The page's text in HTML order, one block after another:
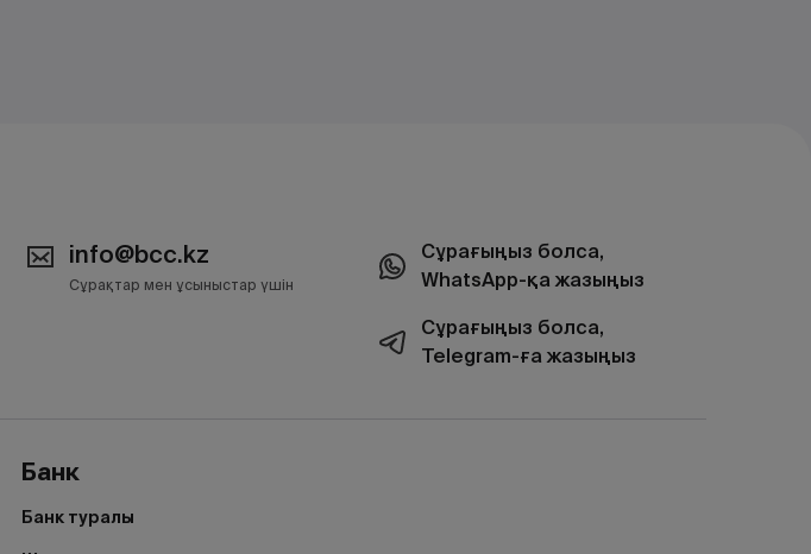
info@bcc.kz
Сұрақтар мен ұсыныстар үшін
Сұрағыңыз болса,
WhatsApp-қа жазыңыз
Сұрағыңыз болса,
Telegram-ға жазыңыз
Банк
Банк туралы